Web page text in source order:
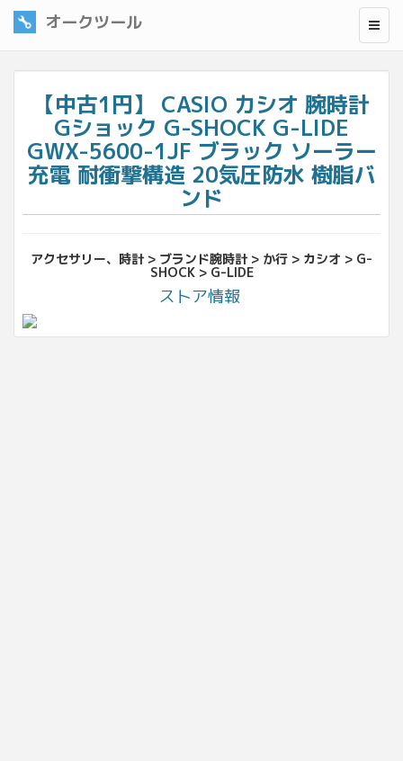
オークツール
【中古1円】 CASIO カシオ 腕時計
Gショック G-SHOCK G-LIDE
GWX-5600-1JF ブラック ソーラー
充電 耐衝撃構造 20気圧防水 樹脂バ
ンド
アクセサリー、時計 > ブランド腕時計 > か行 > カシオ > G-
SHOCK > G-LIDE
ストア情報